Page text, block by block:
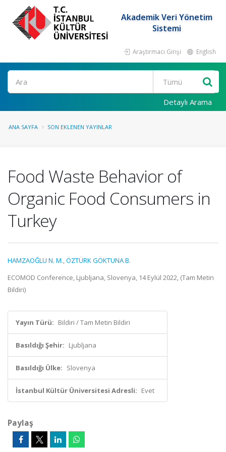
Akademik Veri Yönetim
Sistemi
Araştırmacı Girişi English
Ara
Detaylı Arama
ANA SAYFA SON EKLENEN YAYINLAR
Food Waste Behavior of
Organic Food Consumers in
Turkey
HAMZAOĞLU N. M.,ÖZTÜRK GÖKTUNA B.
ECOMOD Conference, Ljubljana, Slovenya, 14 Eylül 2022, (Tam Metin
Bildiri)
Yayın Türü: Bildiri / Tam Metin Bildiri
Basıldığı Şehir: Ljubljana
Basıldığı Ülke: Slovenya
İstanbul Kültür Üniversitesi Adresli: Evet
Paylaş